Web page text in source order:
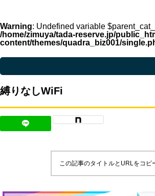
Warning: Undefined variable
/home/zimuya/tada-reserve.jp/
content/themes/quadra_biz001/
縛りなしWiFi
この記事のタイトルとURLをコピ